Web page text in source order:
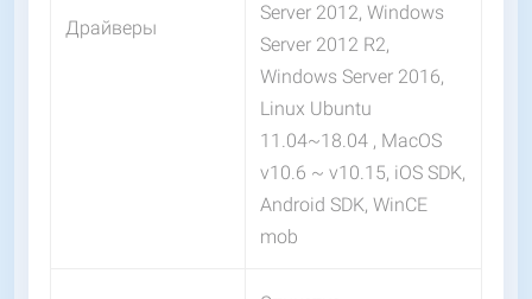
Драйверы
Server 2012, Windows
Server 2012 R2,
Windows Server 2016,
Linux Ubuntu
11.04~18.04 , MacOS
v10.6 ~ v10.15, iOS SDK,
Android SDK, WinCE
mob